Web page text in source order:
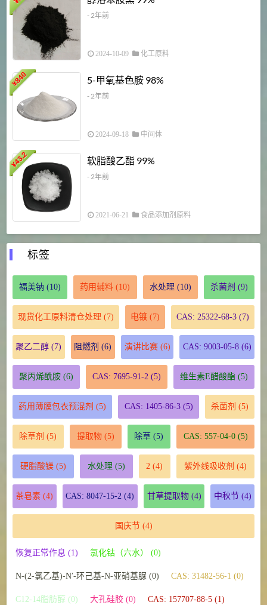
- 2年前
2024-10-09 化工原料
¥
840 5-甲氧基色胺 98%
- 2年前
2024-09-18 中间体
¥
43.2 软脂酸乙酯 99%
- 2年前
2021-06-21 食品添加剂原料
标签
福美钠 (10) 药用辅料 (10) 水处理 (10) 杀菌剂 (9)
现货化工原料清仓处理 (7) 电镀 (7) CAS: 25322-68-3 (7)
聚乙二醇 (7) 阻燃剂 (6) 演讲比赛(6) CAS: 9003-05-8(6)
聚丙烯酰胺(6) CAS: 7695-91-2 (5) 维生素E醋酸酯 (5)
药用薄膜包衣预混剂 (5) CAS: 1405-86-3(5) 杀菌剂 (5)
除草剂 (5) 提取物(5) 除草 (5) CAS: 557-04-0(5)
硬脂酸镁(5) 水处理 (5) 2 (4) 紫外线吸收剂 (4)
茶皂素 (4) CAS: 8047-15-2 (4) 甘草提取物(4) 中秋节(4)
国庆节(4)
恢复正常作息 (1) 氯化钴（六水） (0)
N-(2-氯乙基)-N′-环己基-N-亚硝基脲 (0) CAS: 31482-56-1 (0)
C12-14脂肪醇 (0) 大孔硅胶 (0) CAS: 157707-88-5 (1)